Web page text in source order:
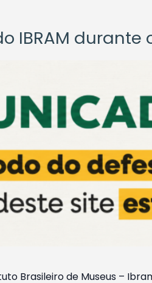
IBRAM durante
Brasileiro de Museus –